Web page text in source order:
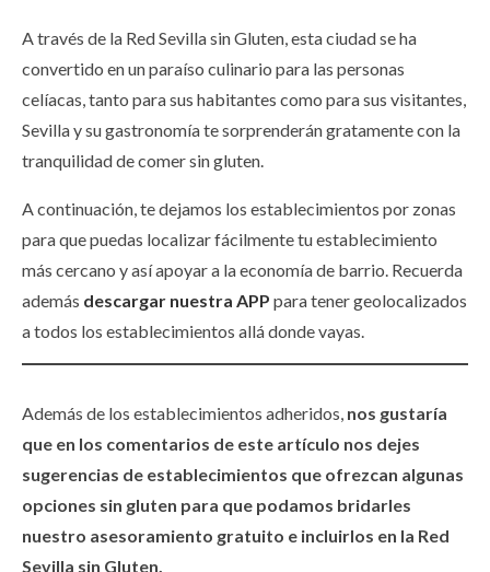
A través de la Red Sevilla sin Gluten, esta ciudad se ha
convertido en un paraíso culinario para las personas
celíacas, tanto para sus habitantes como para sus visitantes,
Sevilla y su gastronomía te sorprenderán gratamente con la
tranquilidad de comer sin gluten.
A continuación, te dejamos los establecimientos por zonas
para que puedas localizar fácilmente tu establecimiento
más cercano y así apoyar a la economía de barrio. Recuerda
además descargar nuestra APP para tener geolocalizados
a todos los establecimientos allá donde vayas.
Además de los establecimientos adheridos, nos gustaría
que en los comentarios de este artículo nos dejes
sugerencias de establecimientos que ofrezcan algunas
opciones sin gluten para que podamos bridarles
nuestro asesoramiento gratuito e incluirlos en la Red
Sevilla sin Gluten.